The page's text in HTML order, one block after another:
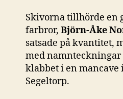
Skivorna tillhörde en
farbror, Björn-Åke
satsade på kvantitet,
med namnteckningar
klabbet i en
Segeltorp.